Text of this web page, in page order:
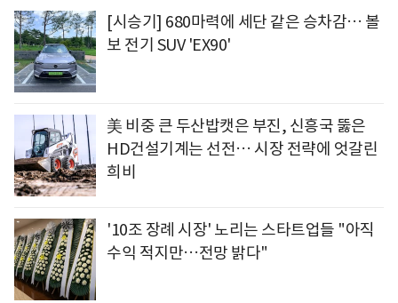
[시승기] 680마력에 세단 같은 승차감… 볼
보 전기 SUV 'EX90'
美 비중 큰 두산밥캣은 부진, 신흥국 뚫은
HD건설기계는 선전… 시장 전략에 엇갈린
희비
'10조 장례 시장' 노리는 스타트업들 "아직
수익 적지만…전망 밝다"